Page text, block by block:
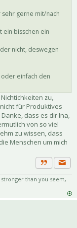
gerne mit/nach
ein bisschen ein
nicht, deswegen
einfach den
zu,
für Produktives
dass es dir Ina,
von so viel
zu wissen, dass
Menschen um mich
Zitat
than you seem,